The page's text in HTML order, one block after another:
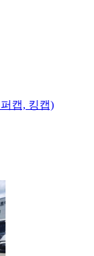
캡, 킹캡)